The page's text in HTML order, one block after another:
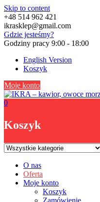
Skip to content
+48 514 962 421
ikrasklep@gmail.com
Gdzie jesteśmy?
Godziny pracy 9:00 - 18:00
English Version
Koszyk
Moje konto
0
Koszyk
O nas
Oferta
Moje konto
Koszyk
Zamówienie